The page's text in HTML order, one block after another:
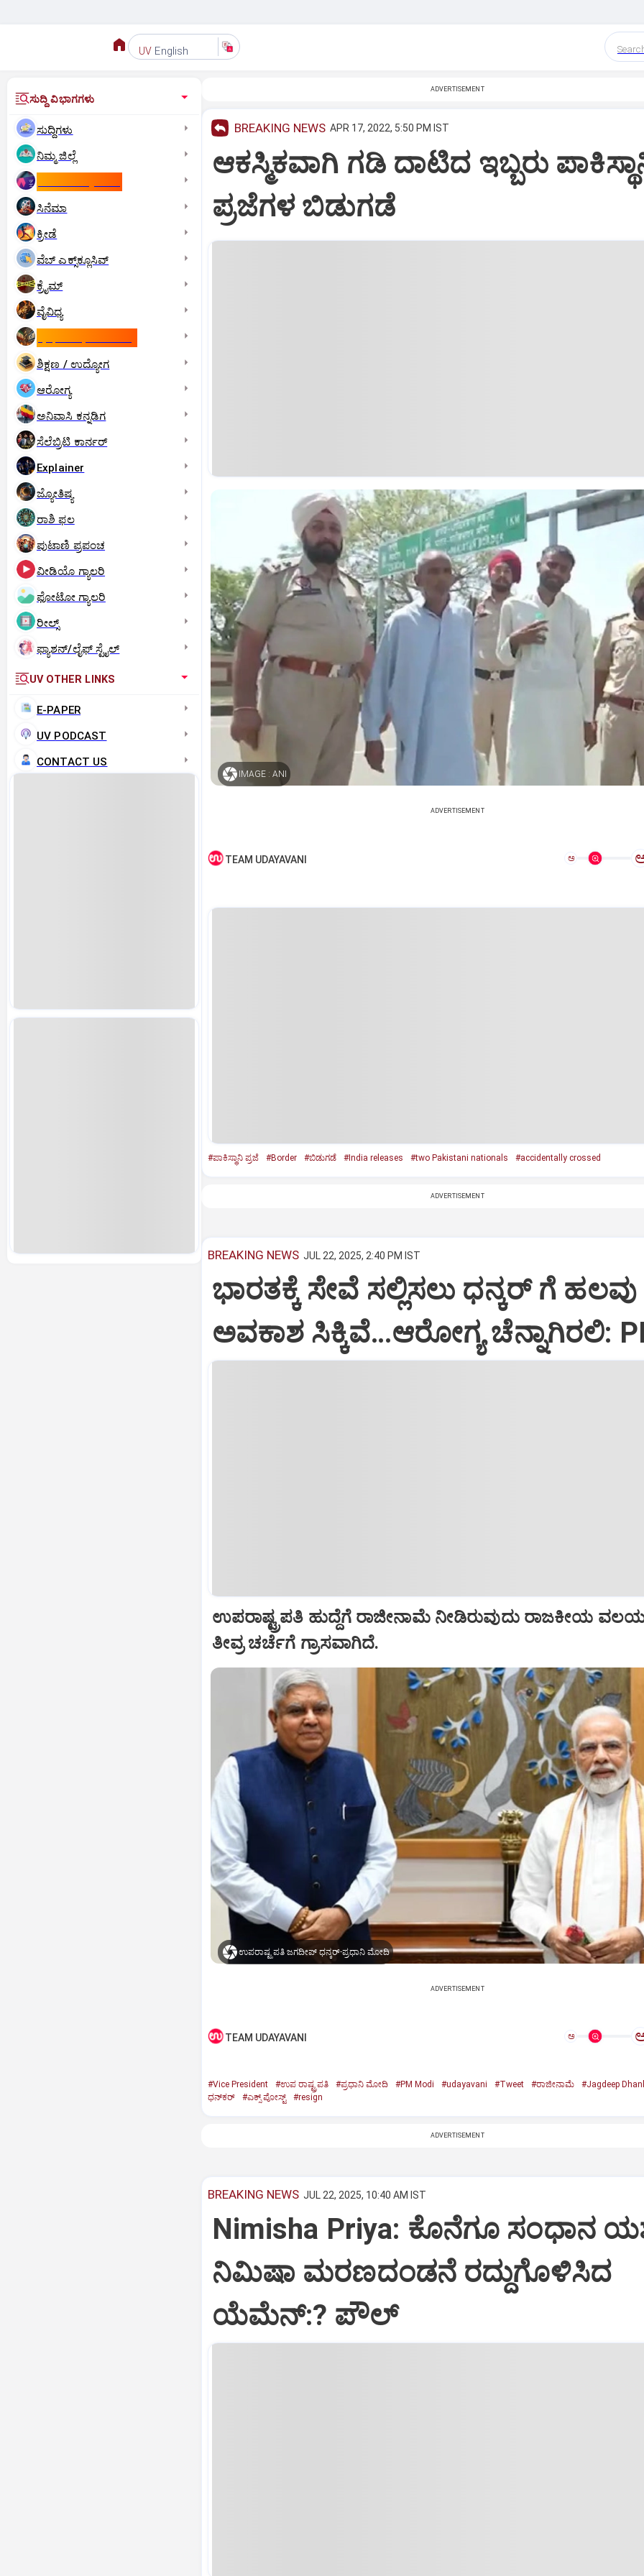
UV English
ಸುದ್ದಿ ವಿಭಾಗಗಳು
ಸುದ್ದಿಗಳು
ನಿಮ್ಮ ಜಿಲ್ಲೆ
ಸಿನೆಮಾ
ಕ್ರೀಡೆ
ವೆಬ್ ಎಕ್ಸ್‌ಕ್ಲೂಸಿವ್
ಕ್ರೈಮ್
ವೈವಿಧ್ಯ
ಶಿಕ್ಷಣ / ಉದ್ಯೋಗ
ಆರೋಗ್ಯ
ಅನಿವಾಸಿ ಕನ್ನಡಿಗ
ಸೆಲೆಬ್ರಿಟಿ ಕಾರ್ನರ್‌
Explainer
ಜ್ಯೋತಿಷ್ಯ
ರಾಶಿ ಫಲ
ಪುಟಾಣಿ ಪ್ರಪಂಚ
ವೀಡಿಯೊ ಗ್ಯಾಲರಿ
ಫೋಟೋ ಗ್ಯಾಲರಿ
ರೀಲ್ಸ್
ಫ್ಯಾಶನ್/ಲೈಫ್‌ ಸ್ಟೈಲ್
UV OTHER LINKS
E-PAPER
UV PODCAST
CONTACT US
ADVERTISEMENT
BREAKING NEWS APR 17, 2022, 5:50 PM IST
ಆಕಸ್ಮಿಕವಾಗಿ ಗಡಿ ದಾಟಿದ ಇಬ್ಬರು
ಪ್ರಜೆಗಳ ಬಿಡುಗಡೆ
IMAGE : ANI
ADVERTISEMENT
TEAM UDAYAVANI ಅ
#ಪಾಕಿಸ್ಥಾನಿ ಪ್ರಜೆ #Border #ಬಿಡುಗಡೆ #India releases #two Pakistani nationals #accidentally crossed
ADVERTISEMENT
BREAKING NEWS JUL 22, 2025, 2:40 PM IST
ಭಾರತಕ್ಕೆ ಸೇವೆ ಸಲ್ಲಿಸಲು ಧನ್ಕರ್‌ ಗೆ ಹಲವು
ಅವಕಾಶ ಸಿಕ್ಕಿವೆ…ಆರೋಗ್ಯ ಚೆನ್ನಾಗಿರಲಿ:
ಉಪರಾಷ್ಟ್ರಪತಿ ಹುದ್ದೆಗೆ ರಾಜೀನಾಮೆ ನೀಡಿರುವುದು ರಾಜಕೀಯ
ತೀವ್ರ ಚರ್ಚೆಗೆ ಗ್ರಾಸವಾಗಿದೆ.
ಉಪರಾಷ್ಟ್ರಪತಿ ಜಗದೀಪ್‌ ಧನ್ಕರ್-ಪ್ರಧಾನಿ ಮೋದಿ
ADVERTISEMENT
TEAM UDAYAVANI ಅ
#Vice President #ಉಪ ರಾಷ್ಟ್ರಪತಿ #ಪ್ರಧಾನಿ ಮೋದಿ #PM Modi #udayavani #Tweet #ರಾಜೀನಾಮೆ
#Jagdeep
ಧನ್‌ಕರ್‌
#ಎಕ್ಸ್‌ ಪೋಸ್ಟ್ #resign
ADVERTISEMENT
BREAKING NEWS JUL 22, 2025, 10:40 AM IST
Nimisha Priya: ಕೊನೆಗೂ ಸಂಧಾನ
ನಿಮಿಷಾ ಮರಣದಂಡನೆ ರದ್ದುಗೊಳಿಸಿದ
ಯೆಮೆನ್:? ಪೌಲ್